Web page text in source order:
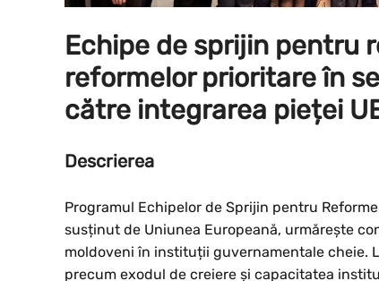
Echipe de sprijin pentru
reformelor prioritare în
către integrarea pieței
Descrierea
Programul Echipelor de Sprijin pentru
susținut de Uniunea Europeană, urmărește
moldoveni în instituții guvernamentale cheie.
precum exodul de creiere și capacitatea